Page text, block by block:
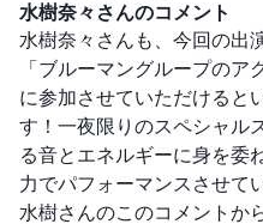
水樹奈々さんのコメント
水樹奈々さんも、今回の出
「ブルーマングループの
に参加させていただけると
す！一夜限りのスペシャル
る音とエネルギーに身を委
力でパフォーマンスさせて
水樹さんのこのコメントか